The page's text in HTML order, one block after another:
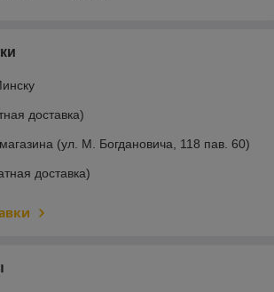
доставка)
(ул. М. Богдановича, 118 пав. 60)
доставка)